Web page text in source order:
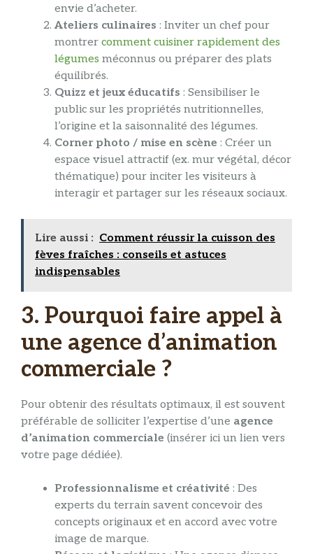
envie d’acheter.
Ateliers culinaires : Inviter un chef pour
montrer comment cuisiner rapidement des
légumes méconnus ou préparer des plats
équilibrés.
Quizz et jeux éducatifs : Sensibiliser le
public sur les propriétés nutritionnelles,
l’origine et la saisonnalité des légumes.
Corner photo / mise en scène : Créer un
espace visuel attractif (ex. mur végétal, décor
thématique) pour inciter les visiteurs à
interagir et partager sur les réseaux sociaux.
Lire aussi : Comment réussir la cuisson des
fèves fraîches : conseils et astuces
indispensables
3. Pourquoi faire appel à
une agence d’animation
commerciale ?
Pour obtenir des résultats optimaux, il est souvent
préférable de solliciter l’expertise d’une agence
d’animation commerciale (insérer ici un lien vers
votre page dédiée).
Professionnalisme et créativité : Des
experts du terrain savent concevoir des
concepts originaux et en accord avec votre
image de marque.